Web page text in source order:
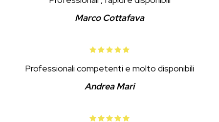
Marco Cottafava
Professionali competenti e molto disponibili
Andrea Mari